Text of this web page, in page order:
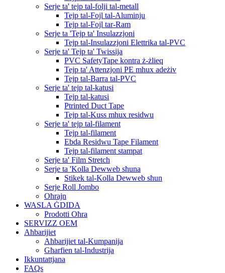
Serje ta' tejp tal-folji tal-metall
Tejp tal-Fojl tal-Aluminju
Tejp tal-Fojl tar-Ram
Serje ta 'Tejp ta' Insulazzjoni
Tejp tal-Insulazzjoni Elettrika tal-PVC
Serje ta' Tejp ta' Twissija
PVC SafetyTape kontra ż-żlieq
Tejp ta' Attenzjoni PE mhux adeżiv
Tejp tal-Barra tal-PVC
Serje ta' tejp tal-katusi
Tejp tal-katusi
Ptrinted Duct Tape
Tejp tal-Kuss mhux residwu
Serje ta' tejp tal-filament
Tejp tal-filament
Ebda Residwu Tape Filament
Tejp tal-filament stampat
Serje ta' Film Stretch
Serje ta 'Kolla Dewweb sħuna
Stikek tal-Kolla Dewweb sħun
Serje Roll Jombo
Oħrajn
WASLA ĠDIDA
Prodotti Oħra
SERVIZZ OEM
Aħbarijiet
Aħbarijiet tal-Kumpanija
Għarfien tal-Industrija
Ikkuntattjana
FAQs